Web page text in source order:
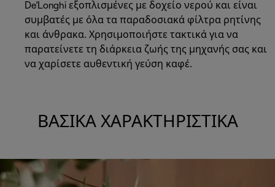
De'Longhi εξοπλισμένες με δοχείο νερού και είναι
συμβατές με όλα τα παραδοσιακά φίλτρα ρητίνης
και άνθρακα. Χρησιμοποιήστε τακτικά για να
παρατείνετε τη διάρκεια ζωής της μηχανής σας και
να χαρίσετε αυθεντική γεύση καφέ.
ΒΑΣΙΚΆ ΧΑΡΑΚΤΗΡΙΣΤΙΚΆ